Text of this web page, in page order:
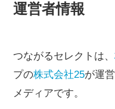
運営者情報
つながるセレクトは、
プの株式会社25が運
メディアです。